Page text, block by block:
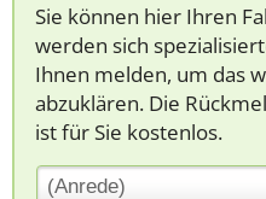
Sie können hier Ihren
werden sich
Ihnen melden, um das
abzuklären. Die
ist für Sie kostenlos.
(Anrede)